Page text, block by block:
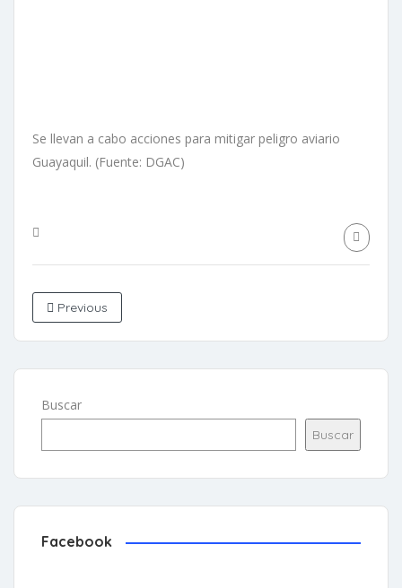
Se llevan a cabo acciones para mitigar peligro aviario
Guayaquil. (Fuente: DGAC)
Previous
Buscar
Buscar
Facebook